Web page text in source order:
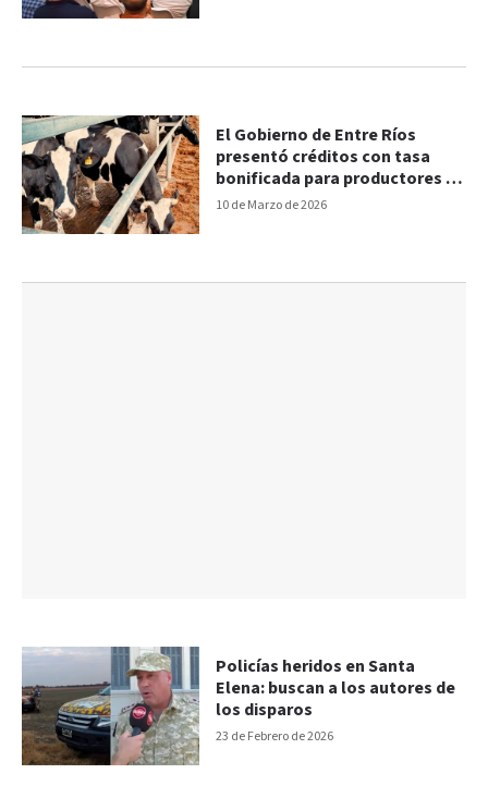
10 de Marzo de 2026
El Gobierno de Entre Ríos
presentó créditos con tasa
bonificada para productores y
pymes
23 de Febrero de 2026
Policías heridos en Santa
Elena: buscan a los autores de
los disparos